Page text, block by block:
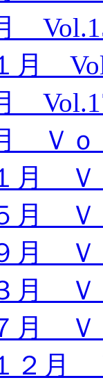
月
Ｖｏ
月 Ｖ
月 Ｖ
月 Ｖ
月 Ｖ
月 Ｖ
２月